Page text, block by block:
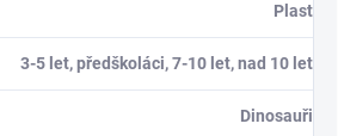
Plast
3-5 let, předškoláci, 7-10 let, nad 10 let
Dinosauři